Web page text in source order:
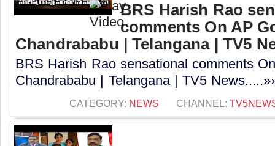
BRS Harish Rao
comments On AP
Chandrababu | Telangana | TV5
BRS Harish Rao sensational comments
Chandrababu | Telangana | TV5
CATEGORY: NEWS CHANNEL: